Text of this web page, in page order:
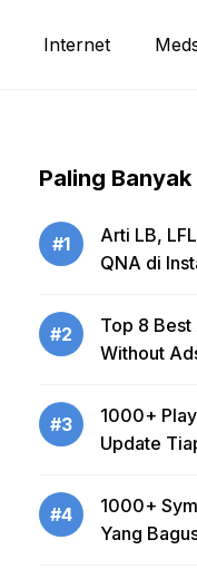
Internet
Paling
#1
Arti LB,
QNA di
#2
Top 8 Best
Without
#3
1000+
Update
#4
1000+
Yang